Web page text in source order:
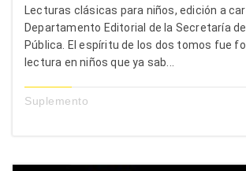
Lecturas clásicas para niños, edición a
Departamento Editorial de la Secretaría
Pública. El espíritu de los dos tomos fue
lectura en niños que ya sab...
Suplemento